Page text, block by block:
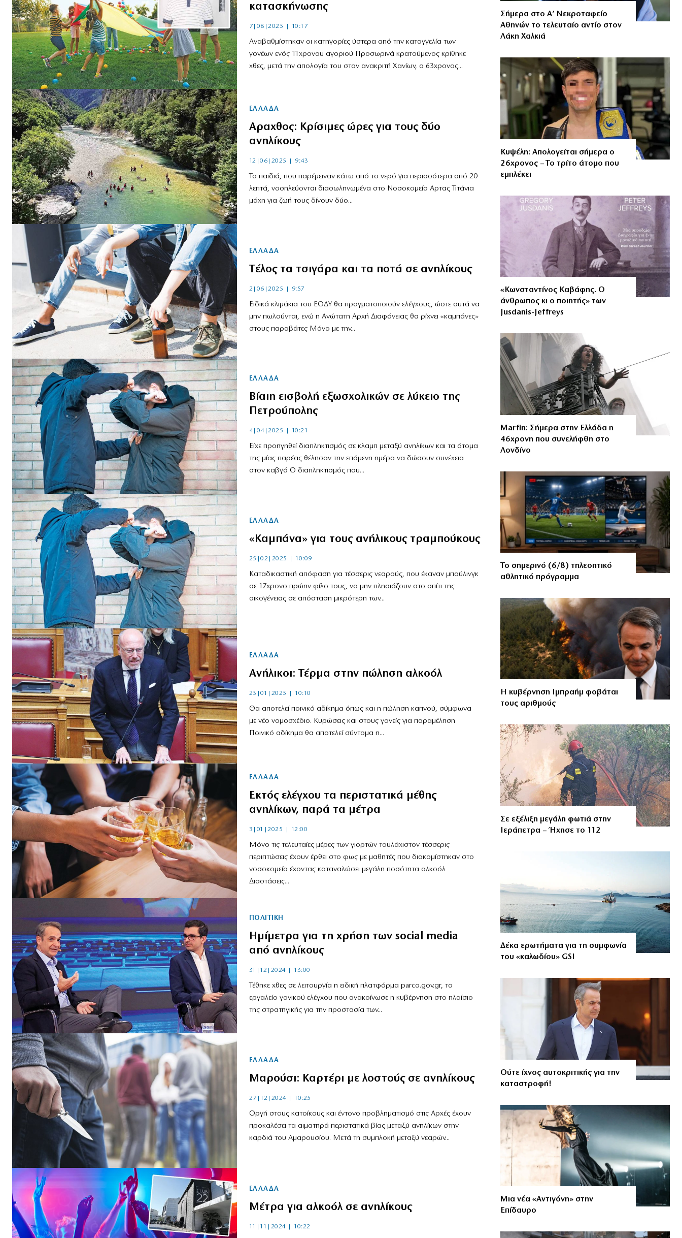
κατασκήνωσης
7|08|2025 | 10:17
Αναβαθμίστηκαν οι κατηγορίες ύστερα από την καταγγελία των
γονέων ενός 11χρονου αγοριού Προσωρινά κρατούμενος κρίθηκε
χθες, μετά την απολογία του στον ανακριτή Χανίων, ο 63χρονος...
ΕΛΛΑΔΑ
Αραχθος: Κρίσιμες ώρες για τους δύο
ανηλίκους
12|06|2025 | 9:43
Τα παιδιά, που παρέμειναν κάτω από το νερό για περισσότερα από 20
λεπτά, νοσηλεύονται διασωληνωμένα στο Νοσοκομείο Αρτας Τιτάνια
μάχη για ζωή τους δίνουν δύο...
ΕΛΛΑΔΑ
Tέλος τα τσιγάρα και τα ποτά σε ανηλίκους
2|06|2025 | 9:57
Ειδικά κλιμάκια του ΕΟΔΥ θα πραγματοποιούν ελέγχους, ώστε αυτά να
μην πωλούνται, ενώ η Ανώτατη Αρχή Διαφάνειας θα ρίχνει «καμπάνες»
στους παραβάτες Μόνο με την...
ΕΛΛΑΔΑ
Βίαιη εισβολή εξωσχολικών σε λύκειο της
Πετρούπολης
4|04|2025 | 10:21
Είχε προηγηθεί διαπληκτισμός σε κλαμπ μεταξύ ανηλίκων και τα άτομα
της μίας παρέας θέλησαν την επόμενη ημέρα να δώσουν συνέχεια
στον καβγά Ο διαπληκτισμός που...
ΕΛΛΑΔΑ
«Καμπάνα» για τους ανήλικους τραμπούκους
25|02|2025 | 10:09
Καταδικαστική απόφαση για τέσσερις νεαρούς, που έκαναν μπούλινγκ
σε 17χρονο πρώην φίλο τους, να μην πλησιάζουν στο σπίτι της
οικογένειας σε απόσταση μικρότερη των...
ΕΛΛΑΔΑ
Ανήλικοι: Τέρμα στην πώληση αλκοόλ
23|01|2025 | 10:10
Θα αποτελεί ποινικό αδίκημα όπως και η πώληση καπνού, σύμφωνα
με νέο νομοσχέδιο. Κυρώσεις και στους γονείς για παραμέληση
Ποινικό αδίκημα θα αποτελεί σύντομα η...
ΕΛΛΑΔΑ
Εκτός ελέγχου τα περιστατικά μέθης
ανηλίκων, παρά τα μέτρα
3|01|2025 | 12:00
Μόνο τις τελευταίες μέρες των γιορτών τουλάχιστον τέσσερις
περιπτώσεις έχουν έρθει στο φως με μαθητές που διακομίστηκαν στο
νοσοκομείο έχοντας καταναλώσει μεγάλη ποσότητα αλκοόλ
Διαστάσεις...
ΠΟΛΙΤΙΚΗ
Ημίμετρα για τη χρήση των social media
από ανηλίκους
31|12|2024 | 13:00
Τέθηκε χθες σε λειτουργία η ειδική πλατφόρμα parco.gov.gr, το
εργαλείο γονικού ελέγχου που ανακοίνωσε η κυβέρνηση στο πλαίσιο
της στρατηγικής για την προστασία των...
ΕΛΛΑΔΑ
Μαρούσι: Καρτέρι με λοστούς σε ανηλίκους
27|12|2024 | 10:25
Οργή στους κατοίκους και έντονο προβληματισμό στις Αρχές έχουν
προκαλέσει τα αιματηρά περιστατικά βίας μεταξύ ανηλίκων στην
καρδιά του Αμαρουσίου. Μετά τη συμπλοκή μεταξύ νεαρών...
ΕΛΛΑΔΑ
Μέτρα για αλκοόλ σε ανηλίκους
11|11|2024 | 10:22
Σήμερα στο Α’ Νεκροταφείο
Αθηνών το τελευταίο αντίο στον
Λάκη Χαλκιά
Κυψέλη: Απολογείται σήμερα ο
26χρονος – Το τρίτο άτομο που
εμπλέκει
«Κωνσταντίνος Καβάφης. Ο
άνθρωπος κι ο ποιητής» των
Jusdanis-Jeffreys
Marfin: Σήμερα στην Ελλάδα η
46χρονη που συνελήφθη στο
Λονδίνο
Το σημερινό (6/8) τηλεοπτικό
αθλητικό πρόγραμμα
Η κυβέρνηση Ιμπραήμ φοβάται
τους αριθμούς
Σε εξέλιξη μεγάλη φωτιά στην
Ιεράπετρα – Ήχησε το 112
Δέκα ερωτήματα για τη συμφωνία
του «καλωδίου» GSI
Ούτε ίχνος αυτοκριτικής για την
καταστροφή!
Μια νέα «Αντιγόνη» στην
Επίδαυρο